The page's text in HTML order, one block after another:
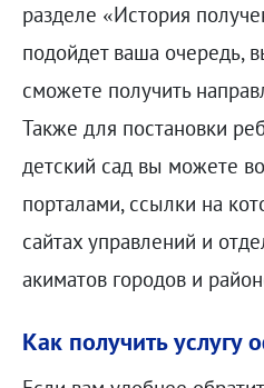
разделе «История
подойдет ваша очередь,
сможете получить
Также для постановки
детский сад вы можете
порталами, ссылки на
сайтах управлений и
акиматов городов и
Как получить услугу